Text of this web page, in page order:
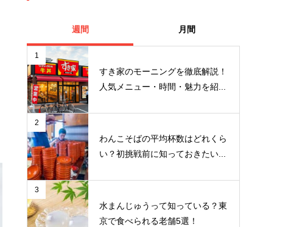
週間 月間
1
すき家のモーニングを徹底解説！
人気メニュー・時間・魅力を紹...
2
わんこそばの平均杯数はどれくら
い？初挑戦前に知っておきたい...
3
水まんじゅうって知っている？東
京で食べられる老舗5選！